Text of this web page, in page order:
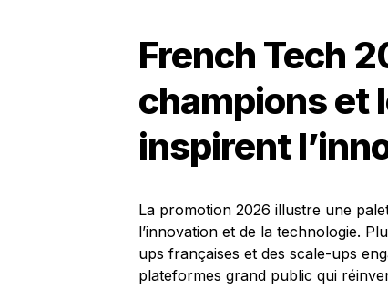
French Tech
champions et
inspirent
La promotion 2026 illustre une
l’innovation et de la technologie.
ups françaises et des scale-ups
plateformes grand public qui